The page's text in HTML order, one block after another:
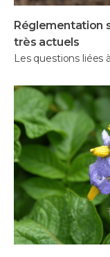
Réglementation
très actuels
Les questions liées